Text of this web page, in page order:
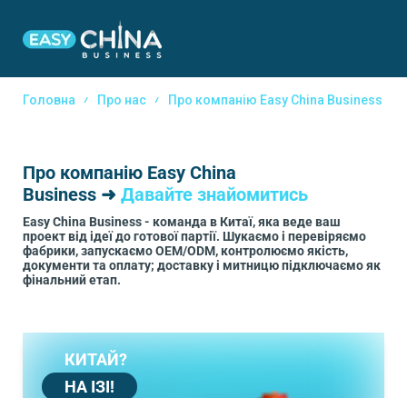
Головна Про нас Про компанію Easy China Business
Про компанію Easy China
Business ➜ Давайте знайомитись
Easy China Business - команда в Китаї, яка веде ваш
проект від ідеї до готової партії. Шукаємо і перевіряємо
фабрики, запускаємо OEM/ODM, контролюємо якість,
документи та оплату; доставку і митницю підключаємо як
фінальний етап.
КИТАЙ?
НА ІЗІ!